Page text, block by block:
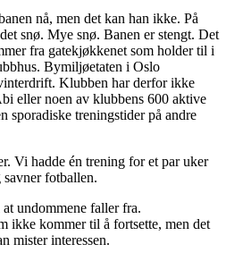
nå, men det kan han ikke. På
snø. Mye snø. Banen er stengt. Det
fra gatekjøkkenet som holder til i
Bymiljøetaten i Oslo
Klubben har derfor ikke
eller noen av klubbens 600 aktive
sporadiske treningstider på andre
Vi hadde én trening for et par uker
fotballen.
undommene faller fra.
ikke kommer til å fortsette, men det
mister interessen.